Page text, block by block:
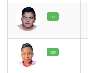
DEF
DEF